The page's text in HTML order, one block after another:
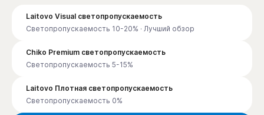
Laitovo Visual светопропускаемость
Светопропускаемость 10-20% · Лучший обзор
Chiko Premium светопропускаемость
Светопропускаемость 5-15%
Laitovo Плотная светопропускаемость
Светопропускаемость 0%